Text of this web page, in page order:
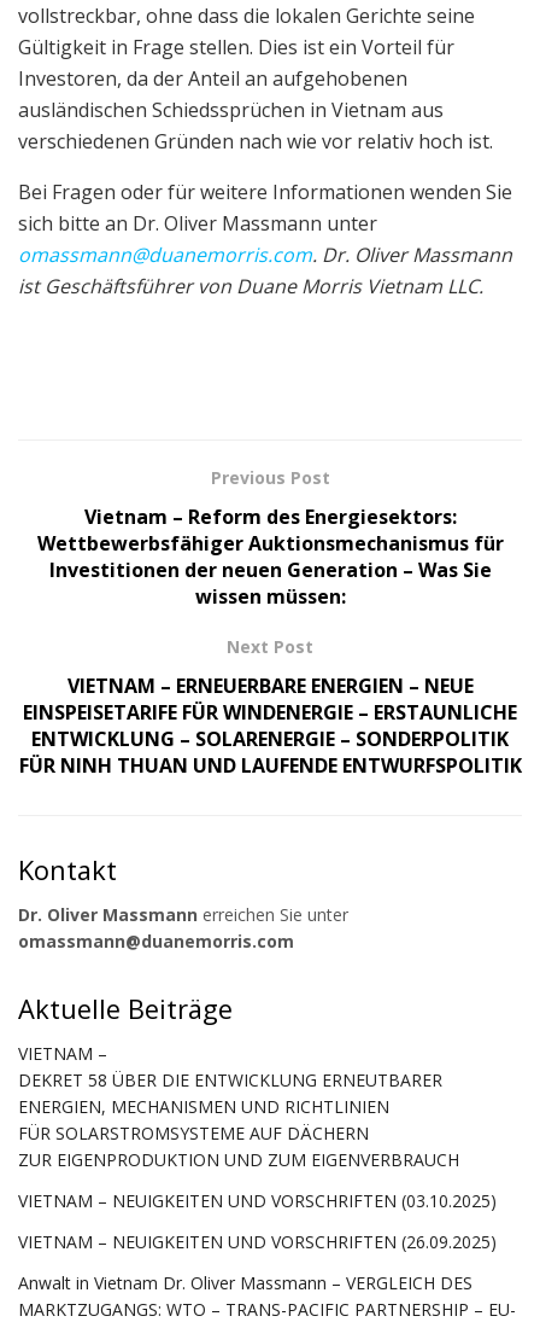
vollstreckbar, ohne dass die lokalen Gerichte seine
Gültigkeit in Frage stellen. Dies ist ein Vorteil für
Investoren, da der Anteil an aufgehobenen
ausländischen Schiedssprüchen in Vietnam aus
verschiedenen Gründen nach wie vor relativ hoch ist.
Bei Fragen oder für weitere Informationen wenden Sie
sich bitte an Dr. Oliver Massmann unter
omassmann@duanemorris.com. Dr. Oliver Massmann
ist Geschäftsführer von Duane Morris Vietnam LLC.
Previous Post
Vietnam – Reform des Energiesektors:
Wettbewerbsfähiger Auktionsmechanismus für
Investitionen der neuen Generation – Was Sie
wissen müssen:
Next Post
VIETNAM – ERNEUERBARE ENERGIEN – NEUE
EINSPEISETARIFE FÜR WINDENERGIE – ERSTAUNLICHE
ENTWICKLUNG – SOLARENERGIE – SONDERPOLITIK
FÜR NINH THUAN UND LAUFENDE ENTWURFSPOLITIK
Kontakt
Dr. Oliver Massmann erreichen Sie unter
omassmann@duanemorris.com
Aktuelle Beiträge
VIETNAM –
DEKRET 58 ÜBER DIE ENTWICKLUNG ERNEUTBARER
ENERGIEN, MECHANISMEN UND RICHTLINIEN
FÜR SOLARSTROMSYSTEME AUF DÄCHERN
ZUR EIGENPRODUKTION UND ZUM EIGENVERBRAUCH
VIETNAM – NEUIGKEITEN UND VORSCHRIFTEN (03.10.2025)
VIETNAM – NEUIGKEITEN UND VORSCHRIFTEN (26.09.2025)
Anwalt in Vietnam Dr. Oliver Massmann – VERGLEICH DES
MARKTZUGANGS: WTO – TRANS-PACIFIC PARTNERSHIP – EU-